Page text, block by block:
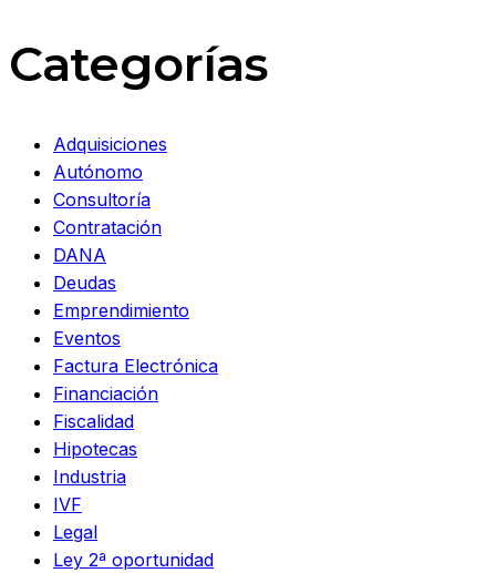
Categorías
Adquisiciones
Autónomo
Consultoría
Contratación
DANA
Deudas
Emprendimiento
Eventos
Factura Electrónica
Financiación
Fiscalidad
Hipotecas
Industria
IVF
Legal
Ley 2ª oportunidad